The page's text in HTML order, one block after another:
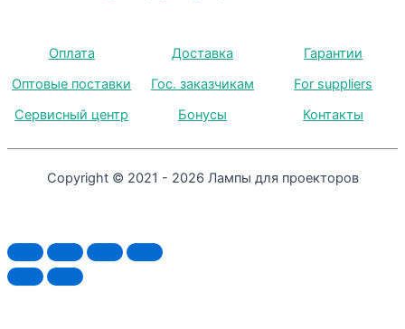
Оплата Доставка
Гарантии
Оптовые поставки
Гос. заказчикам
For suppliers
Сервисный центр
Бонусы Контакты
Copyright © 2021 - 2026 Лампы для проекторов